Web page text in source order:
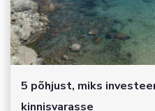
5 põhjust, miks
kinnisvarasse